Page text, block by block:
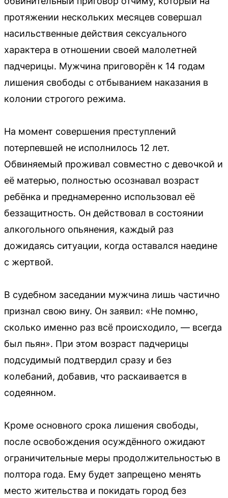
протяжении нескольких месяцев совершал
насильственные действия сексуального
характера в отношении своей малолетней
падчерицы. Мужчина приговорён к 14 годам
лишения свободы с отбыванием наказания в
колонии строгого режима.
На момент совершения преступлений
потерпевшей не исполнилось 12 лет.
Обвиняемый проживал совместно с девочкой и
её матерью, полностью осознавал возраст
ребёнка и преднамеренно использовал её
беззащитность. Он действовал в состоянии
алкогольного опьянения, каждый раз
дожидаясь ситуации, когда оставался наедине
с жертвой.
В судебном заседании мужчина лишь частично
признал свою вину. Он заявил: «Не помню,
сколько именно раз всё происходило, — всегда
был пьян». При этом возраст падчерицы
подсудимый подтвердил сразу и без
колебаний, добавив, что раскаивается в
содеянном.
Кроме основного срока лишения свободы,
после освобождения осуждённого ожидают
ограничительные меры продолжительностью в
полтора года. Ему будет запрещено менять
место жительства и покидать город без